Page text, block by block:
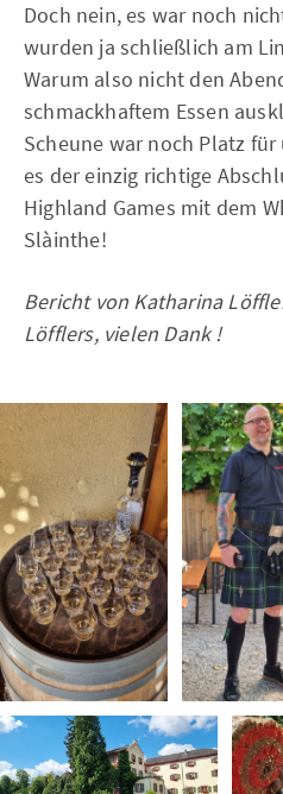
Doch nein, es war noch
wurden ja schließlich am
Warum also nicht den
schmackhaftem Essen
Scheune war noch Platz
es der einzig richtige
Highland Games mit dem
Slàinthe!
Bericht von Katharina
Löfflers, vielen Dank !